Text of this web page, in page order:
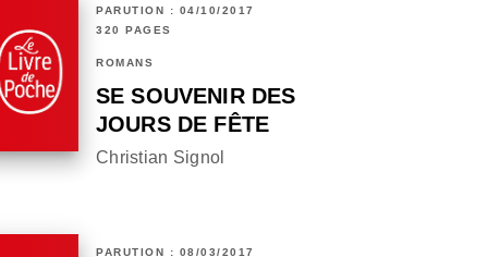
PARUTION : 04/10/2017
320 PAGES
ROMANS
SE SOUVENIR DES
JOURS DE FÊTE
Christian Signol
PARUTION : 08/03/2017